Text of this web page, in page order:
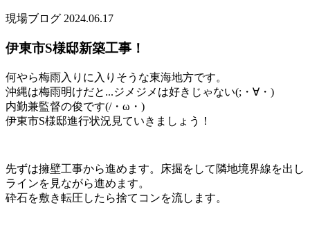
現場ブログ 2024.06.17
伊東市S様邸新築工事！
何やら梅雨入りに入りそうな東海地方です。
沖縄は梅雨明けだと...ジメジメは好きじゃない(;・∀・)
内勤兼監督の俊です(/・ω・)
伊東市S様邸進行状況見ていきましょう！
先ずは擁壁工事から進めます。床掘をして隣地境界線を出し
ラインを見ながら進めます。
砕石を敷き転圧したら捨てコンを流します。